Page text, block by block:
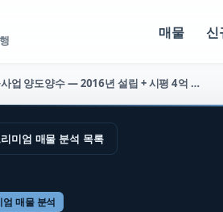
매물 신
토공사업 양도양수 — 2016년 설립 + 시평 4억 + 5년 5억 (매물 2668)
미엄 매물 분석 목록
엄 매물 분석